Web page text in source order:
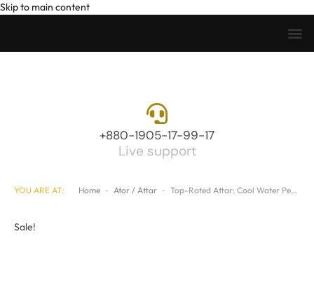
Skip to main content
+880-1905-17-99-17
Live support
YOU ARE AT: Home - Ator / Attar - Top-Rated Attar: Cool Water Perfume Ator price in Bangladesh
Sale!